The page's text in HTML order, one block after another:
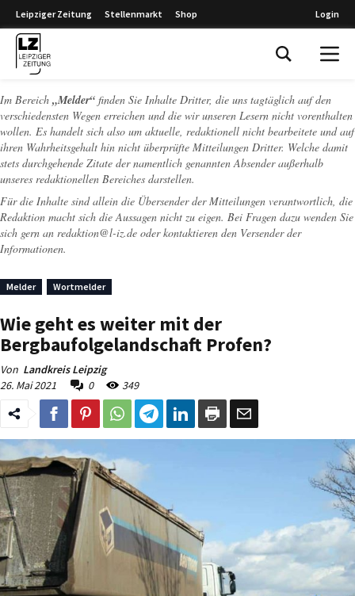
Leipziger Zeitung Stellenmarkt Shop Login
Im Bereich „Melder“ finden Sie Inhalte Dritter, die uns tagtäglich auf den
verschiedensten Wegen erreichen und die wir unseren Lesern nicht vorenthalten
wollen. Es handelt sich also um aktuelle, redaktionell nicht bearbeitete und auf
ihren Wahrheitsgehalt hin nicht überprüfte Mitteilungen Dritter. Welche damit
stets durchgehende Zitate der namentlich genannten Absender außerhalb
unseres redaktionellen Bereiches darstellen.
Für die Inhalte sind allein die Übersender der Mitteilungen verantwortlich, die
Redaktion macht sich die Aussagen nicht zu eigen. Bei Fragen dazu wenden Sie
sich gern an redaktion@l-iz.de oder kontaktieren den Versender der
Informationen.
Melder Wortmelder
Wie geht es weiter mit der
Bergbaufolgelandschaft Profen?
Von Landkreis Leipzig
26. Mai 2021
0 349